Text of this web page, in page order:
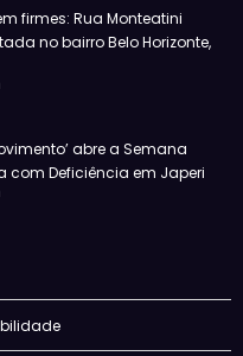
firmes: Rua Monteatini
no bairro Belo Horizonte,
abre a Semana
com Deficiência em Japeri